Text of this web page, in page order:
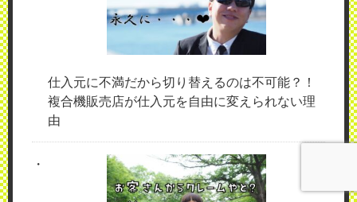
仕入元に不満だから切り替えるのは不可能？！
複合機販売店が仕入元を自由に変えられない理
由